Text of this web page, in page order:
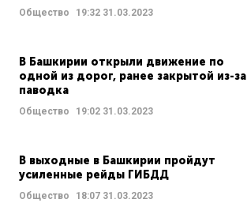
Общество 19:32 31.03.2023
В Башкирии открыли движение по
одной из дорог, ранее закрытой из-за
паводка
Общество 19:02 31.03.2023
В выходные в Башкирии пройдут
усиленные рейды ГИБДД
Общество 18:07 31.03.2023